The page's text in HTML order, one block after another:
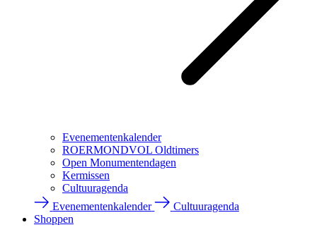
Evenementenkalender
ROERMONDVOL Oldtimers
Open Monumentendagen
Kermissen
Cultuuragenda
Evenementenkalender
Cultuuragenda
Shoppen